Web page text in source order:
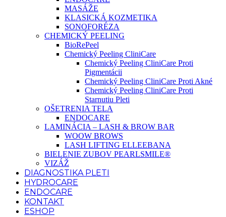
MASÁŽE
KLASICKÁ KOZMETIKA
SONOFORÉZA
CHEMICKÝ PEELING
BioRePeel
Chemický Peeling CliniCare
Chemický Peeling CliniCare Proti
Pigmentácii
Chemický Peeling CliniCare Proti Akné
Chemický Peeling CliniCare Proti
Starnutiu Pleti
OŠETRENIA TELA
ENDOCARE
LAMINÁCIA – LASH & BROW BAR
WOOW BROWS
LASH LIFTING ELLEEBANA
BIELENIE ZUBOV PEARLSMILE®
VIZÁŽ
DIAGNOSTIKA PLETI
HYDROCARE
ENDOCARE
KONTAKT
ESHOP